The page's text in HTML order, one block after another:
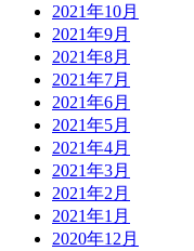
2021年10月
2021年9月
2021年8月
2021年7月
2021年6月
2021年5月
2021年4月
2021年3月
2021年2月
2021年1月
2020年12月